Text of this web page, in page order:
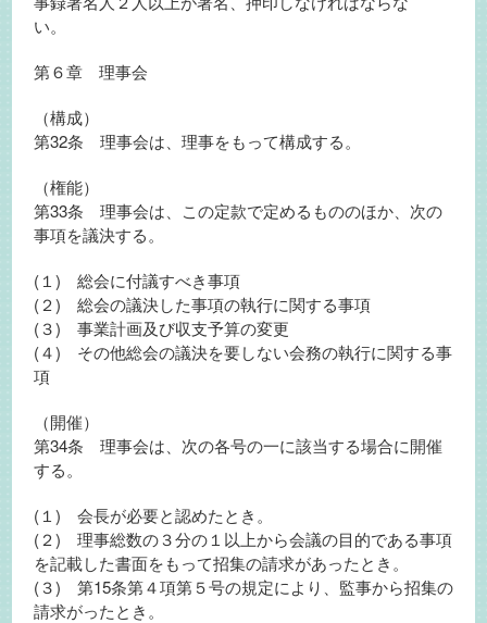
い。
第６章 理事会
（構成）
第32条 理事会は、理事をもって構成する。
（権能）
第33条 理事会は、この定款で定めるもののほか、次の
事項を議決する。
(１) 総会に付議すべき事項
(２) 総会の議決した事項の執行に関する事項
(３) 事業計画及び収支予算の変更
(４) その他総会の議決を要しない会務の執行に関する事
項
（開催）
第34条 理事会は、次の各号の一に該当する場合に開催
する。
(１) 会長が必要と認めたとき。
(２) 理事総数の３分の１以上から会議の目的である事項
を記載した書面をもって招集の請求があったとき。
(３) 第15条第４項第５号の規定により、監事から招集の
請求がったとき。